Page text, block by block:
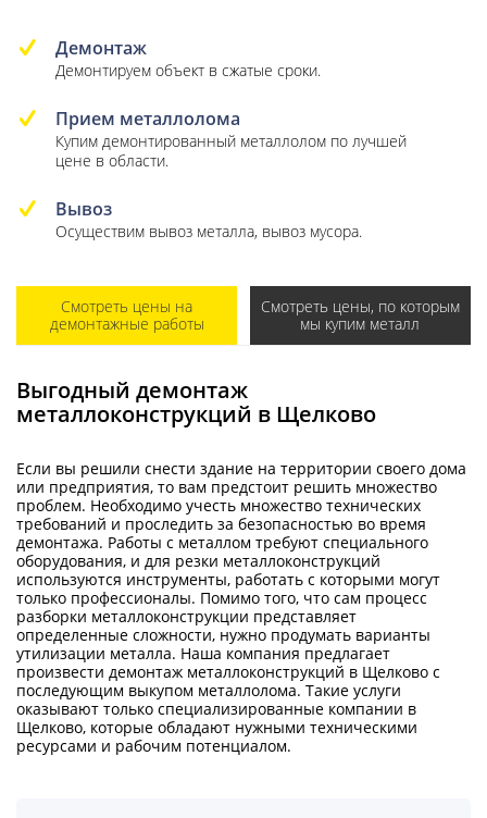
Демонтаж
Демонтируем объект в сжатые сроки.
Прием металлолома
Купим демонтированный металлолом по лучшей
цене в области.
Вывоз
Осуществим вывоз металла, вывоз мусора.
Смотреть цены на
демонтажные работы
Смотреть цены, по которым
мы купим металл
Выгодный демонтаж
металлоконструкций в Щелково
Если вы решили снести здание на территории своего дома
или предприятия, то вам предстоит решить множество
проблем. Необходимо учесть множество технических
требований и проследить за безопасностью во время
демонтажа. Работы с металлом требуют специального
оборудования, и для резки металлоконструкций
используются инструменты, работать с которыми могут
только профессионалы. Помимо того, что сам процесс
разборки металлоконструкции представляет
определенные сложности, нужно продумать варианты
утилизации металла. Наша компания предлагает
произвести демонтаж металлоконструкций в Щелково с
последующим выкупом металлолома. Такие услуги
оказывают только специализированные компании в
Щелково, которые обладают нужными техническими
ресурсами и рабочим потенциалом.